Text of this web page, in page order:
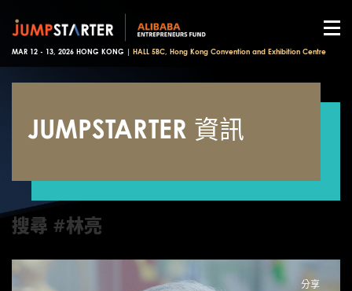
MAR 12 - 13, 2026 HONG KONG | HALL 5BC, Hong Kong Convention and Exhibition Centre
JUMPSTARTER 資訊
搜尋 #林亮
分享